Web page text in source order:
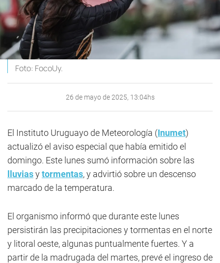
Foto: FocoUy.
26 de mayo de 2025, 13:04hs
El Instituto Uruguayo de Meteorología (Inumet)
actualizó el aviso especial que había emitido el
domingo. Este lunes sumó información sobre las
lluviasytormentas, y advirtió sobre un descenso
marcado de la temperatura.
El organismo informó que durante este lunes
persistirán las precipitaciones y tormentas en el norte
y litoral oeste, algunas puntualmente fuertes. Y a
partir de la madrugada del martes, prevé el ingreso de